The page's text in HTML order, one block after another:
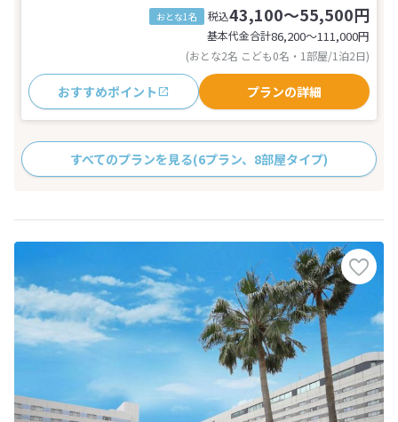
おとな1名 税込43,100～55,500円
基本代金合計86,200〜111,000円
(おとな2名 こども0名・1部屋/1泊2日)
おすすめポイント プランの詳細
すべてのプランを見る(6プラン、8部屋タイプ)